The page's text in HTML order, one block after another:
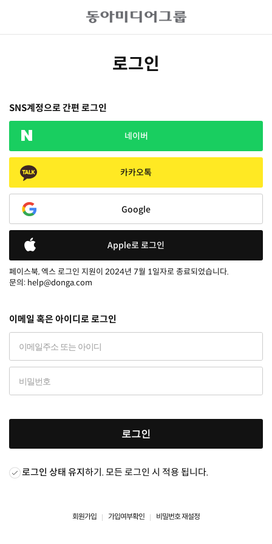
로그인
SNS계정으로 간편 로그인
네이버
카카오톡
Google
Apple로 로그인
페이스북, 엑스 로그인 지원이 2024년 7월 1일자로 종료되었습니다.
문의: help@donga.com
이메일 혹은 아이디로 로그인
로그인
로그인 상태 유지하기. 모든 로그인 시 적용 됩니다.
회원가입 가입여부확인 비밀번호 재설정